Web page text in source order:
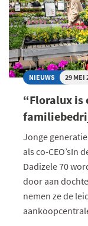
COMPETITION
NIEUWS 29 MEI
“Floralux is
Jonge
als co-CEO’sIn
Dadizele 70
door aan
nemen ze de